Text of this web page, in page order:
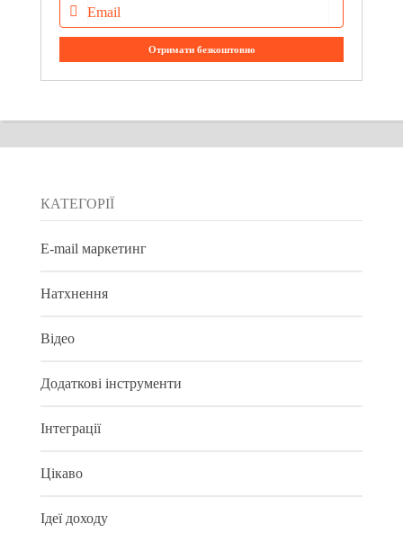
КАТЕГОРІЇ
E-mail маркетинг
Натхнення
Відео
Додаткові інструменти
Інтеграції
Цікаво
Ідеї доходу